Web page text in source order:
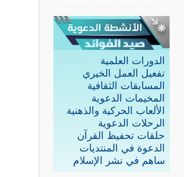
الدورات العلمية
تفعيل العمل الخيري
المسابقات الثقافية
المخيمات الدعوية
الألعاب الحركية والذهنية
الرحلات الدعوية
حلقات تحفيظ القرآن
الدعوة في المنتديات
ساهم في نشر الإسلام